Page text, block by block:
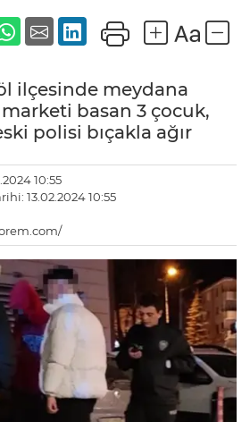
ilçesinde meydana
basan 3 çocuk,
polisi bıçakla ağır
10:55
13.02.2024 10:55